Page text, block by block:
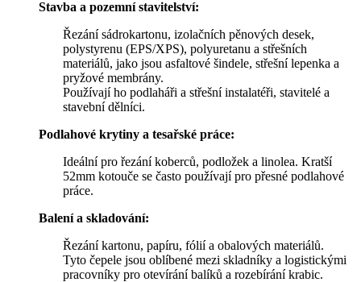
Stavba a pozemní stavitelství:
Řezání sádrokartonu, izolačních pěnových desek,
polystyrenu (EPS/XPS), polyuretanu a střešních
materiálů, jako jsou asfaltové šindele, střešní lepenka a
pryžové membrány.
Používají ho podlaháři a střešní instalatéři, stavitelé a
stavební dělníci.
Podlahové krytiny a tesařské práce:
Ideální pro řezání koberců, podložek a linolea. Kratší
52mm kotouče se často používají pro přesné podlahové
práce.
Balení a skladování:
Řezání kartonu, papíru, fólií a obalových materiálů.
Tyto čepele jsou oblíbené mezi skladníky a logistickými
pracovníky pro otevírání balíků a rozebírání krabic.